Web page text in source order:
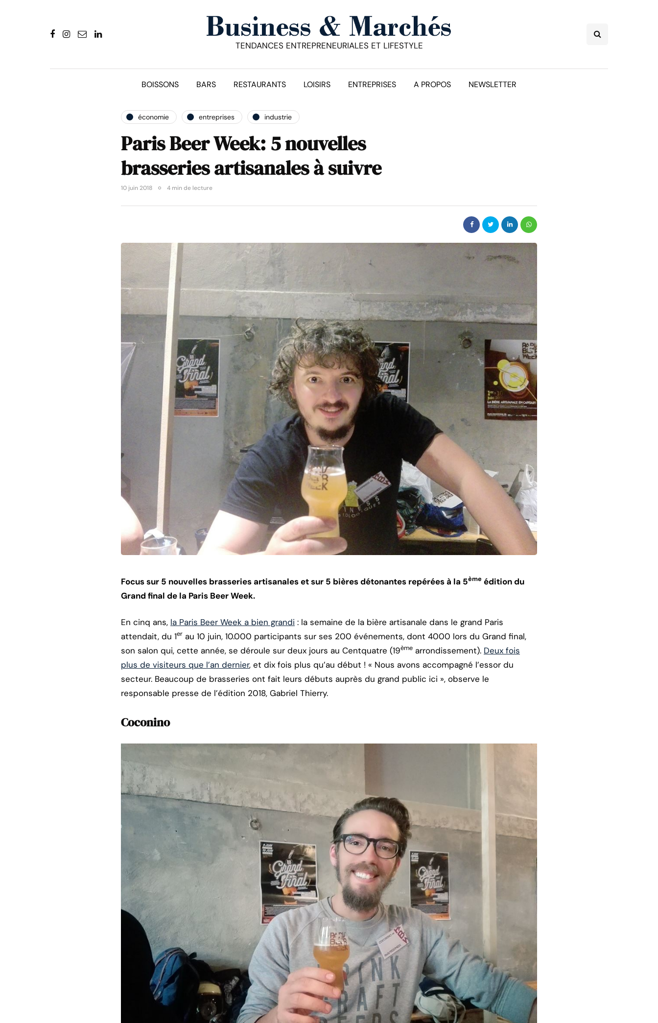
TENDANCES ENTREPRENEURIALES ET LIFESTYLE
BOISSONS BARS RESTAURANTS LOISIRS ENTREPRISES A PROPOS NEWSLETTER
économie entreprises industrie
Paris Beer Week: 5 nouvelles
brasseries artisanales à suivre
10 juin 2018 4 min de lecture
Focus sur 5 nouvelles brasseries artisanales et sur 5 bières détonantes repérées à la 5ème édition du
Grand final de la Paris Beer Week.
En cinq ans, la Paris Beer Week a bien grandi : la semaine de la bière artisanale dans le grand Paris
attendait, du 1er au 10 juin, 10.000 participants sur ses 200 événements, dont 4000 lors du Grand final,
son salon qui, cette année, se déroule sur deux jours au Centquatre (19ème arrondissement). Deux fois
plus de visiteurs que l’an dernier, et dix fois plus qu’au début ! « Nous avons accompagné l’essor du
secteur. Beaucoup de brasseries ont fait leurs débuts auprès du grand public ici », observe le
responsable presse de l’édition 2018, Gabriel Thierry.
Coconino